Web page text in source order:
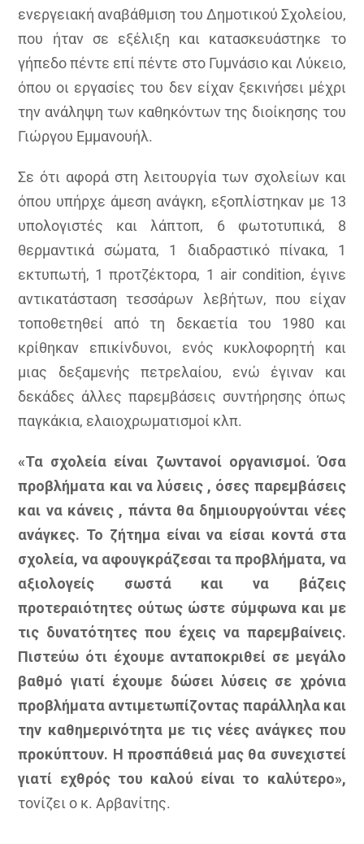
ενεργειακή αναβάθμιση του Δημοτικού Σχολείου,
που ήταν σε εξέλιξη και κατασκευάστηκε το
γήπεδο πέντε επί πέντε στο Γυμνάσιο και Λύκειο,
όπου οι εργασίες του δεν είχαν ξεκινήσει μέχρι
την ανάληψη των καθηκόντων της διοίκησης του
Γιώργου Εμμανουήλ.
Σε ότι αφορά στη λειτουργία των σχολείων και
όπου υπήρχε άμεση ανάγκη, εξοπλίστηκαν με 13
υπολογιστές και λάπτοπ, 6 φωτοτυπικά, 8
θερμαντικά σώματα, 1 διαδραστικό πίνακα, 1
εκτυπωτή, 1 προτζέκτορα, 1 air condition, έγινε
αντικατάσταση τεσσάρων λεβήτων, που είχαν
τοποθετηθεί από τη δεκαετία του 1980 και
κρίθηκαν επικίνδυνοι, ενός κυκλοφορητή και
μιας δεξαμενής πετρελαίου, ενώ έγιναν και
δεκάδες άλλες παρεμβάσεις συντήρησης όπως
παγκάκια, ελαιοχρωματισμοί κλπ.
«Τα σχολεία είναι ζωντανοί οργανισμοί. Όσα
προβλήματα και να λύσεις , όσες παρεμβάσεις
και να κάνεις , πάντα θα δημιουργούνται νέες
ανάγκες. Το ζήτημα είναι να είσαι κοντά στα
σχολεία, να αφουγκράζεσαι τα προβλήματα, να
αξιολογείς σωστά και να βάζεις
προτεραιότητες ούτως ώστε σύμφωνα και με
τις δυνατότητες που έχεις να παρεμβαίνεις.
Πιστεύω ότι έχουμε ανταποκριθεί σε μεγάλο
βαθμό γιατί έχουμε δώσει λύσεις σε χρόνια
προβλήματα αντιμετωπίζοντας παράλληλα και
την καθημερινότητα με τις νέες ανάγκες που
προκύπτουν. Η προσπάθειά μας θα συνεχιστεί
γιατί εχθρός του καλού είναι το καλύτερο»,
τονίζει ο κ. Αρβανίτης.